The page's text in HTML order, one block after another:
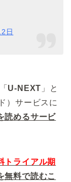
日
U-NEXT 」と
）サービスに
読めるサービ
トライアル期
無料で読むこ